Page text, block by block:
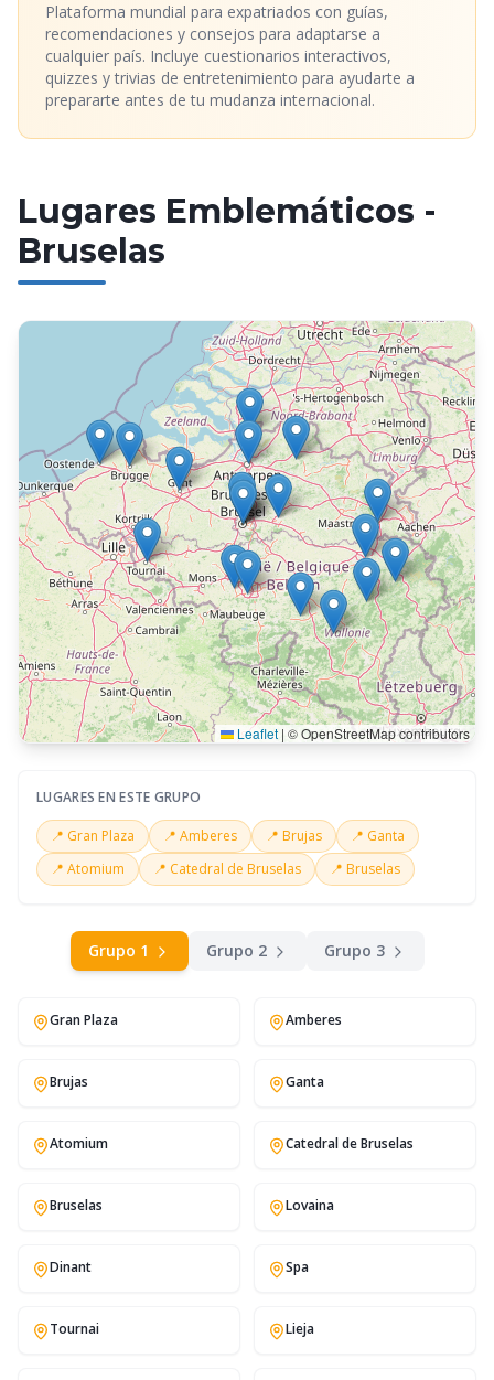
Plataforma mundial para expatriados con guías,
recomendaciones y consejos para adaptarse a
cualquier país. Incluye cuestionarios interactivos,
quizzes y trivias de entretenimiento para ayudarte a
prepararte antes de tu mudanza internacional.
Lugares Emblemáticos -
Bruselas
Leaflet | © OpenStreetMap contributors
LUGARES EN ESTE GRUPO
📍 Gran Plaza 📍 Amberes 📍 Brujas 📍 Ganta
📍 Atomium 📍 Catedral de Bruselas 📍 Bruselas
Grupo 1 Grupo 2 Grupo 3
Gran Plaza Amberes
Brujas Ganta
Atomium Catedral de Bruselas
Bruselas Lovaina
Dinant Spa
Tournai Lieja